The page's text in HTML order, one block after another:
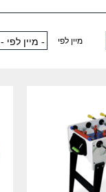
מיין לפי